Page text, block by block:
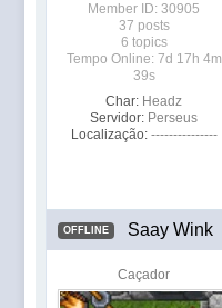
Member ID: 30905
37 posts
6 topics
Tempo Online: 7d 17h 4m
39s
Char: Headz
Servidor: Perseus
Localização: ---------------
OFFLINE Saay Wink
Caçador